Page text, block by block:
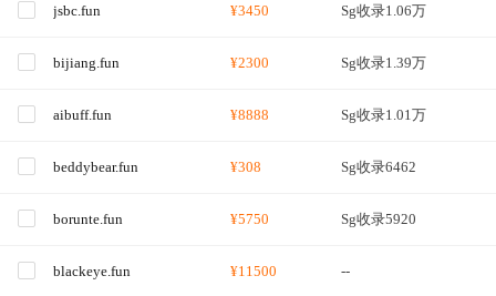
jsbc.fun ¥3450 Sg收录1.06万
bijiang.fun ¥2300 Sg收录1.39万
aibuff.fun ¥8888 Sg收录1.01万
beddybear.fun ¥308 Sg收录6462
borunte.fun ¥5750 Sg收录5920
blackeye.fun ¥11500 --